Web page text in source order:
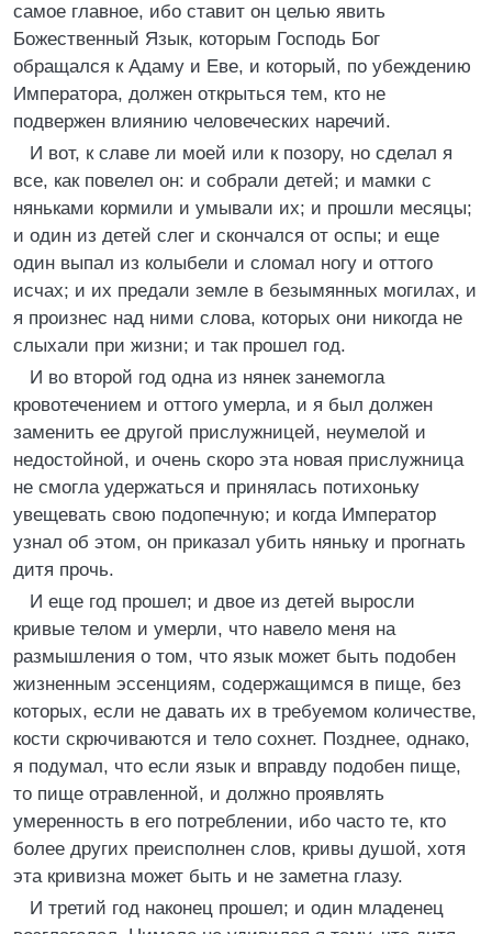
самое главное, ибо ставит он целью явить
Божественный Язык, которым Господь Бог
обращался к Адаму и Еве, и который, по убеждению
Императора, должен открыться тем, кто не
подвержен влиянию человеческих наречий.
И вот, к славе ли моей или к позору, но сделал я
все, как повелел он: и собрали детей; и мамки с
няньками кормили и умывали их; и прошли месяцы;
и один из детей слег и скончался от оспы; и еще
один выпал из колыбели и сломал ногу и оттого
исчах; и их предали земле в безымянных могилах, и
я произнес над ними слова, которых они никогда не
слыхали при жизни; и так прошел год.
И во второй год одна из нянек занемогла
кровотечением и оттого умерла, и я был должен
заменить ее другой прислужницей, неумелой и
недостойной, и очень скоро эта новая прислужница
не смогла удержаться и принялась потихоньку
увещевать свою подопечную; и когда Император
узнал об этом, он приказал убить няньку и прогнать
дитя прочь.
И еще год прошел; и двое из детей выросли
кривые телом и умерли, что навело меня на
размышления о том, что язык может быть подобен
жизненным эссенциям, содержащимся в пище, без
которых, если не давать их в требуемом количестве,
кости скрючиваются и тело сохнет. Позднее, однако,
я подумал, что если язык и вправду подобен пище,
то пище отравленной, и должно проявлять
умеренность в его потреблении, ибо часто те, кто
более других преисполнен слов, кривы душой, хотя
эта кривизна может быть и не заметна глазу.
И третий год наконец прошел; и один младенец